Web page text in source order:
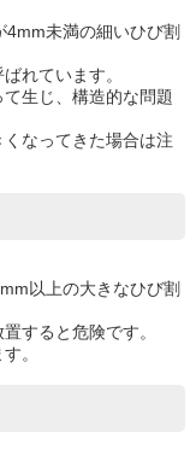
未満の細いひび割
れています。
生じ、構造的な問題
なってきた場合は注
以上の大きなひび割
すると危険です。
。